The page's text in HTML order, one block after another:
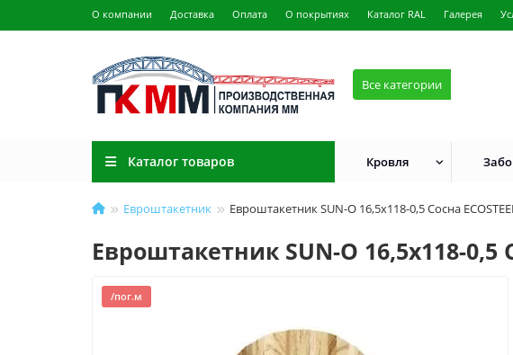
О компании Доставка Оплата О покрытиях Каталог RAL Галерея
Все категории
Каталог товаров Кровля
Евроштакетник Евроштакетник SUN-O 16,5х118-0,5 Сосна
Евроштакетник SUN-O 16,5х118-0,5
/пог.м